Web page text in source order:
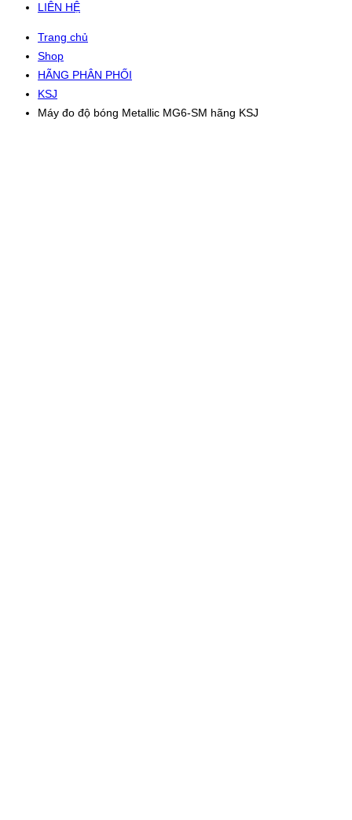
LIÊN HỆ
Trang chủ
Shop
HÃNG PHÂN PHỐI
KSJ
Máy đo độ bóng Metallic MG6-SM hãng KSJ